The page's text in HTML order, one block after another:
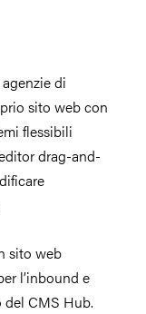
di
sito web con
flessibili
drag-and-
sito web
l’inbound e
del CMS Hub.